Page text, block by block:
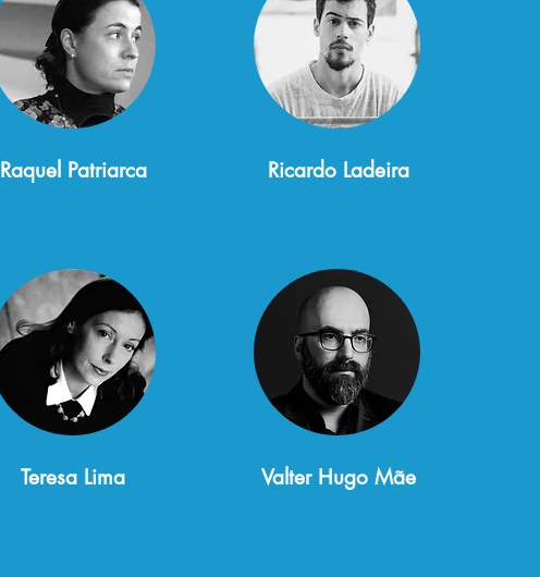
Raquel Patriarca
Teresa Lima
Ricardo Ladeira
Valter Hugo Mãe